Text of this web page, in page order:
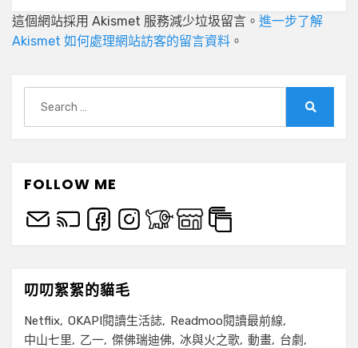
這個網站採用 Akismet 服務減少垃圾留言。 進一步了解
Akismet 如何處理網站訪客的留言資料 。
for:
FOLLOW ME
叨叨絮絮的貓毛
Netflix OKAPI閱讀生活誌
Readmoo閱讀最前線
中山七里
乙一 傑佛瑞迪佛 冰與火之歌 動畫
台劇